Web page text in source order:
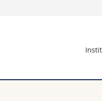
Prospective students
Researchers